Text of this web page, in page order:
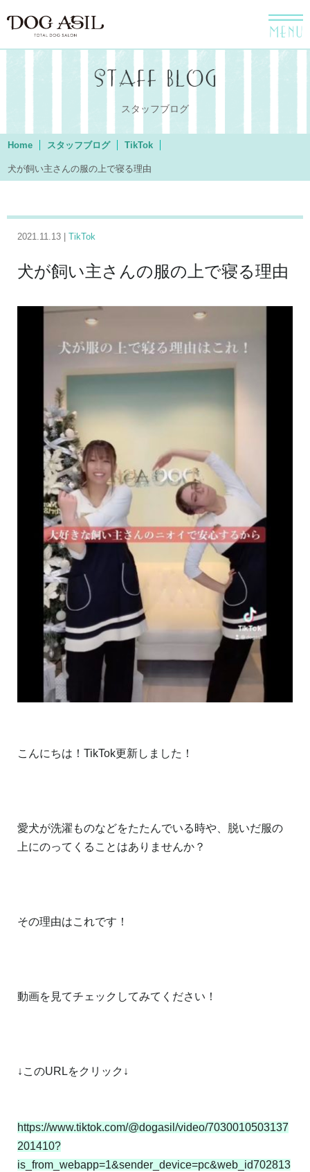
menu
スタッフブログ
Home スタッフブログ TikTok
犬が飼い主さんの服の上で寝る理由
2021.11.13 | TikTok
犬が飼い主さんの服の上で寝る理由
こんにちは！TikTok更新しました！
愛犬が洗濯ものなどをたたんでいる時や、脱いだ服の
上にのってくることはありませんか？
その理由はこれです！
動画を見てチェックしてみてください！
↓このURLをクリック↓
https://www.tiktok.com/@dogasil/video/7030010503137
201410?
is_from_webapp=1&sender_device=pc&web_id702813